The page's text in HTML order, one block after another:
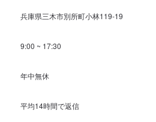
兵庫県三木市別所町小林119-19
9:00 ~ 17:30
年中無休
平均14時間で返信